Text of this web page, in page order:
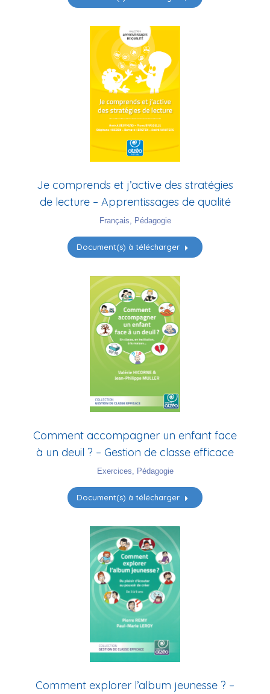
Je comprends et j’active des stratégies
de lecture – Apprentissages de qualité
Français, Pédagogie
Document(s) à télécharger
Comment accompagner un enfant face
à un deuil ? – Gestion de classe efficace
Exercices Pédagogie
Document(s) à télécharger
Comment explorer l’album jeunesse ? –